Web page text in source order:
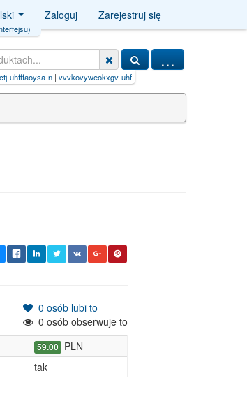
Zaloguj Zarejestruj się
...
n|vvvkovyweokxgv-uhfffaoysa-n
0 osób lubi to
0 osób obserwuje to
59.00 PLN
tak